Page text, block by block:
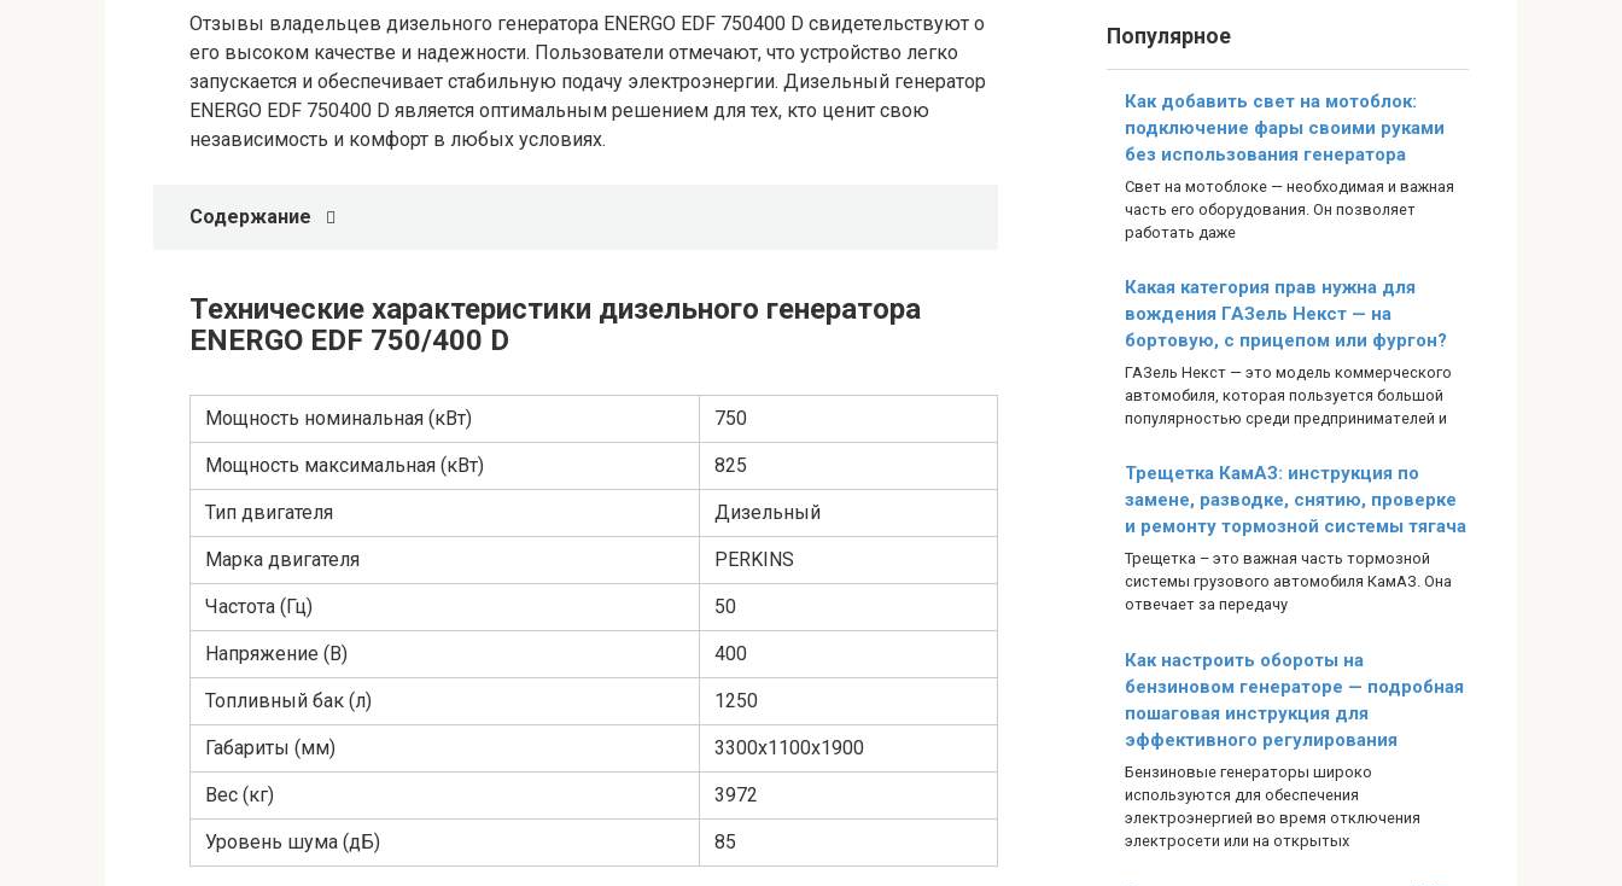
Отзывы владельцев дизельного генератора ENERGO EDF 750400 D свидетельствуют о
его высоком качестве и надежности. Пользователи отмечают, что устройство легко
запускается и обеспечивает стабильную подачу электроэнергии. Дизельный генератор
ENERGO EDF 750400 D является оптимальным решением для тех, кто ценит свою
независимость и комфорт в любых условиях.
Содержание
Технические характеристики дизельного генератора
ENERGO EDF 750/400 D
Мощность номинальная (кВт) 750
Мощность максимальная (кВт) 825
Тип двигателя Дизельный
Марка двигателя PERKINS
Частота (Гц) 50
Напряжение (В) 400
Топливный бак (л) 1250
Габариты (мм) 3300x1100x1900
Вес (кг) 3972
Уровень шума (дБ) 85
Популярное
Как добавить свет на мотоблок:
подключение фары своими руками
без использования генератора
Свет на мотоблоке — необходимая и важная
часть его оборудования. Он позволяет
работать даже
Какая категория прав нужна для
вождения ГАЗель Некст — на
бортовую, с прицепом или фургон?
ГАЗель Некст — это модель коммерческого
автомобиля, которая пользуется большой
популярностью среди предпринимателей и
Трещетка КамАЗ: инструкция по
замене, разводке, снятию, проверке
и ремонту тормозной системы тягача
Трещетка – это важная часть тормозной
системы грузового автомобиля КамАЗ. Она
отвечает за передачу
Как настроить обороты на
бензиновом генераторе — подробная
пошаговая инструкция для
эффективного регулирования
Бензиновые генераторы широко
используются для обеспечения
электроэнергией во время отключения
электросети или на открытых